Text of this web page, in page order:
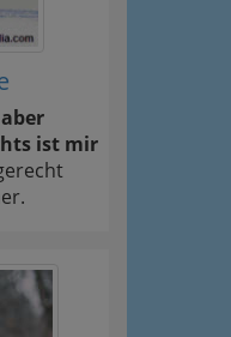
ist mir